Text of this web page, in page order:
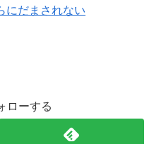
にだまされない
ローする